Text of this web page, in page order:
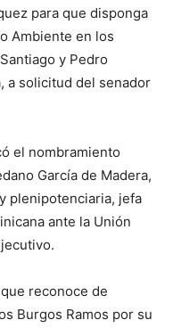
para que disponga
Ambiente en los
y Pedro
a solicitud del senador
el nombramiento
García de Madera,
plenipotenciaria, jefa
ante la Unión
reconoce de
Burgos Ramos por su